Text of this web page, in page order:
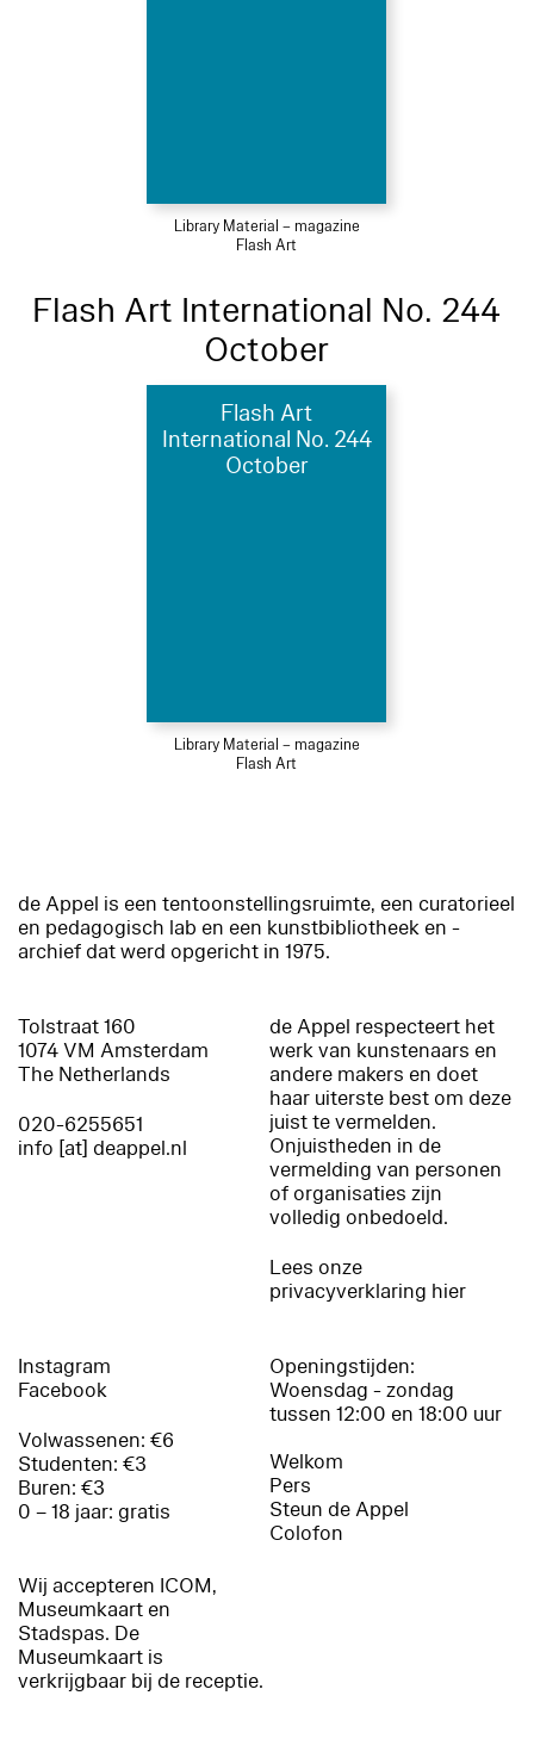
Library Material – magazine
Flash Art
Flash Art International No. 244
October
Flash Art
International No. 244
October
Library Material – magazine
Flash Art
de Appel is een tentoonstellingsruimte, een curatorieel
en pedagogisch lab en een kunstbibliotheek en -
archief dat werd opgericht in 1975.
Tolstraat 160
1074 VM Amsterdam
The Netherlands
020-6255651
info [at] deappel.nl
de Appel respecteert het
werk van kunstenaars en
andere makers en doet
haar uiterste best om deze
juist te vermelden.
Onjuistheden in de
vermelding van personen
of organisaties zijn
volledig onbedoeld.
Lees onze
privacyverklaring hier
Instagram
Facebook
Volwassenen: €6
Studenten: €3
Buren: €3
0 – 18 jaar: gratis
Wij accepteren ICOM,
Museumkaart en
Stadspas. De
Museumkaart is
verkrijgbaar bij de receptie.
Openingstijden:
Woensdag - zondag
tussen 12:00 en 18:00 uur
Welkom
Pers
Steun de Appel
Colofon